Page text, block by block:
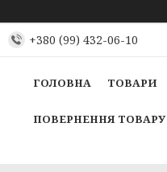
+380 (99) 432-06-10
ГОЛОВНА ТОВАРИ
ПОВЕРНЕННЯ ТОВАРУ